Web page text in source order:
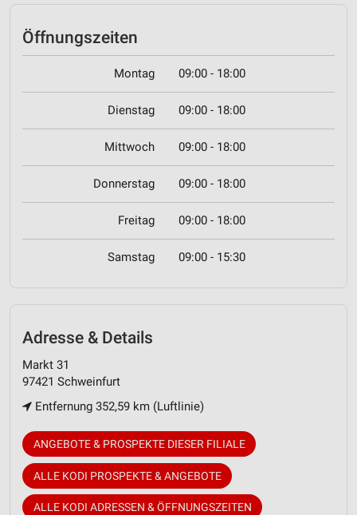
Öffnungszeiten
Montag 09:00 - 18:00
Dienstag 09:00 - 18:00
Mittwoch 09:00 - 18:00
Donnerstag 09:00 - 18:00
Freitag 09:00 - 18:00
Samstag 09:00 - 15:30
Adresse & Details
Markt 31
97421 Schweinfurt
Entfernung 352,59 km (Luftlinie)
ANGEBOTE & PROSPEKTE DIESER FILIALE
ALLE KODI PROSPEKTE & ANGEBOTE
ALLE KODI ADRESSEN & ÖFFNUNGSZEITEN